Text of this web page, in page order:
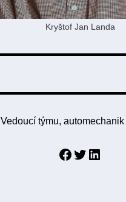
Kryštof Jan Landa
Vedoucí týmu,